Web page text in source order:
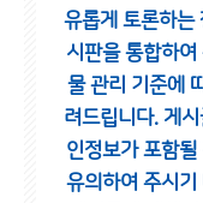
유롭게 토론하는
시판을 통합하여
물 관리 기준에
려드립니다. 게
인정보가 포함될
유의하여 주시기